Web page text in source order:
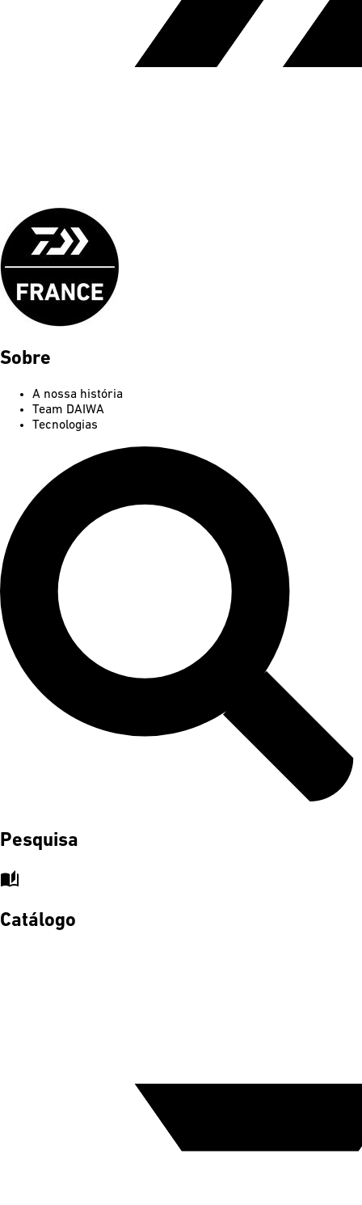
Sobre
A nossa história
Team DAIWA
Tecnologias
Pesquisa
auto_stories
Catálogo